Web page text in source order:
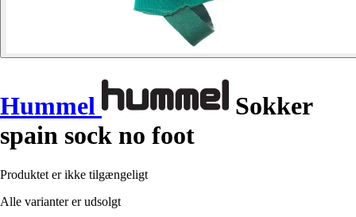
Hummel
Sokker
spain sock no foot
Produktet er ikke tilgængeligt
Alle varianter er udsolgt